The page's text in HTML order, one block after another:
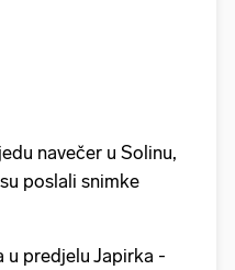
navečer u Solinu,
poslali snimke
predjelu Japirka -